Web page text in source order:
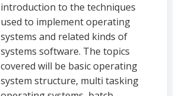
introduction to the techniques
used to implement operating
systems and related kinds of
systems software. The topics
covered will be basic operating
system structure, multi tasking